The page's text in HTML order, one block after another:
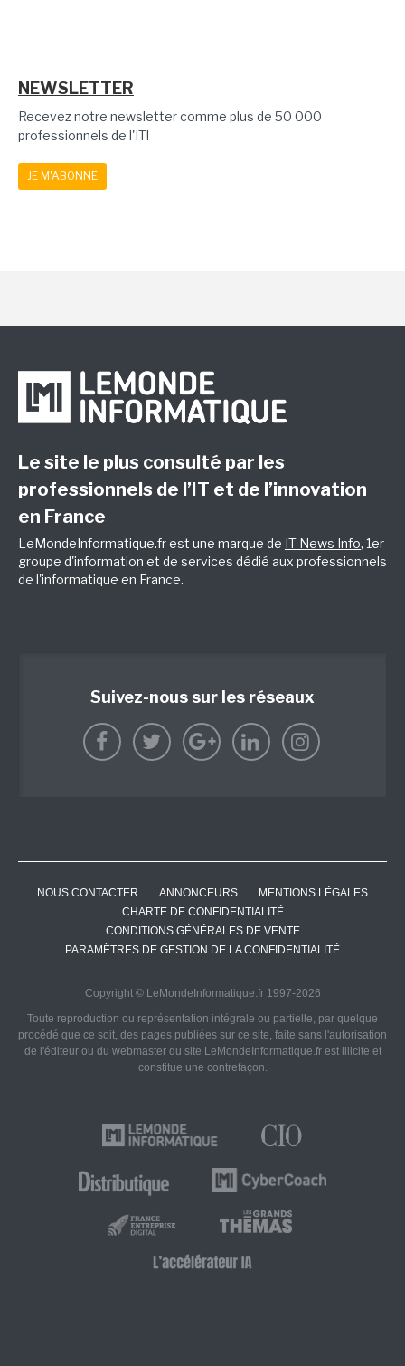
NEWSLETTER
Recevez notre newsletter comme plus de 50 000
professionnels de l'IT!
JE M'ABONNE
Le site le plus consulté par les
professionnels de l’IT et de l’innovation
en France
LeMondeInformatique.fr est une marque de IT News Info, 1er
groupe d'information et de services dédié aux professionnels
de l'informatique en France.
Suivez-nous sur les réseaux
NOUS CONTACTER ANNONCEURS
MENTIONS LÉGALES
CHARTE DE CONFIDENTIALITÉ
CONDITIONS GÉNÉRALES DE VENTE
PARAMÈTRES DE GESTION DE LA CONFIDENTIALITÉ
Copyright © LeMondeInformatique.fr 1997-2026
Toute reproduction ou représentation intégrale ou partielle, par quelque
procédé que ce soit, des pages publiées sur ce site, faite sans l'autorisation
de l'éditeur ou du webmaster du site LeMondeInformatique.fr est illicite et
constitue une contrefaçon.